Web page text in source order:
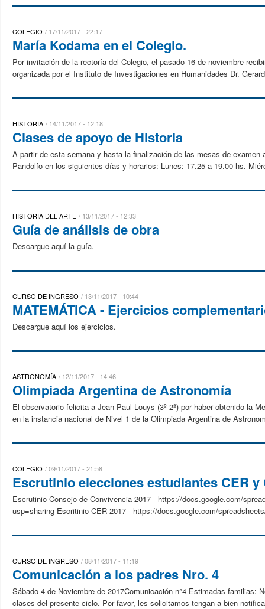
COLEGIO 17/11/2017 - 22:17
María Kodama en el Colegio.
Por invitación de la rectoría del Colegio, el pasado 16 de noviembre
organizada por el Instituto de Investigaciones en Humanidades Dr.
HISTORIA 14/11/2017 - 12:18
Clases de apoyo de Historia
A partir de esta semana y hasta la finalización de las mesas de
Pandolfo en los siguientes días y horarios: Lunes: 17.25 a 19.00 hs.
HISTORIA DEL ARTE 13/11/2017 - 12:33
Guía de análisis de obra
Descargue aquí la guía.
CURSO DE INGRESO 13/11/2017 - 10:44
MATEMÁTICA - Ejercicios
Descargue aquí los ejercicios.
ASTRONOMÍA 12/11/2017 - 14:46
Olimpiada Argentina de Astronomía
El observatorio felicita a Jean Paul Louys (3º 2ª) por haber obtenido la
en la instancia nacional de Nivel 1 de la Olimpiada Argentina de
COLEGIO 09/11/2017 - 21:58
Escrutinio elecciones estudiantes CER y
Escrutinio Consejo de Convivencia 2017 - https://docs.google.com/
usp=sharing Escritinio CER 2017 - https://docs.google.com/
CURSO DE INGRESO 08/11/2017 - 11:19
Comunicación a los padres Nro. 4
Sábado 4 de Noviembre de 2017Comunicación n°4 Estimadas
clases del presente ciclo. Por favor, les solicitamos tengan a bien